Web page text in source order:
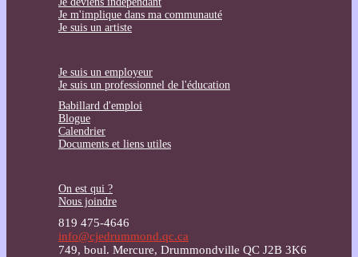
Je m'implique dans ma communauté
Je suis un artiste
Je suis un employeur
Je suis un professionnel de l'éducation
Babillard d'emploi
Blogue
Calendrier
Documents et liens utiles
On est qui ?
Nous joindre
819 475-4646
info@cjedrummond.qc.ca
749, boul. Mercure, Drummondville QC J2B 3K6